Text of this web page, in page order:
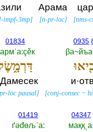
[nms-
Арама
[n-pr-loc]
impf-3mp]
0935
[conj-consec ~
01834
loc pausal]
04347
маққˌа:‎
01419
ґәđөљˈа:‎